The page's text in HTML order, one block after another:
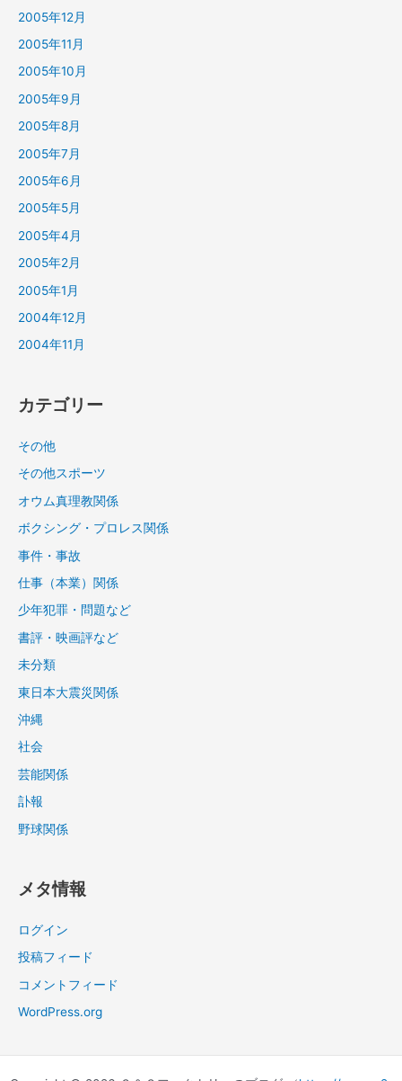
2005年12月
2005年11月
2005年10月
2005年9月
2005年8月
2005年7月
2005年6月
2005年5月
2005年4月
2005年2月
2005年1月
2004年12月
2004年11月
カテゴリー
その他
その他スポーツ
オウム真理教関係
ボクシング・プロレス関係
事件・事故
仕事（本業）関係
少年犯罪・問題など
書評・映画評など
未分類
東日本大震災関係
沖縄
社会
芸能関係
訃報
野球関係
メタ情報
ログイン
投稿フィード
コメントフィード
WordPress.org